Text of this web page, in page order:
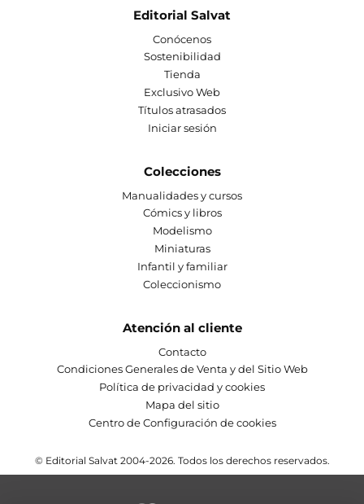
Editorial Salvat
Conócenos
Sostenibilidad
Tienda
Exclusivo Web
Títulos atrasados
Iniciar sesión
Colecciones
Manualidades y cursos
Cómics y libros
Modelismo
Miniaturas
Infantil y familiar
Coleccionismo
Atención al cliente
Contacto
Condiciones Generales de Venta y del Sitio Web
Política de privacidad y cookies
Mapa del sitio
Centro de Configuración de cookies
© Editorial Salvat 2004-2026. Todos los derechos reservados.